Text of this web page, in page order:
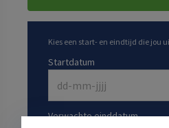
Kies een start- en eindtijd die jou
Startdatum
Verwachte einddatum